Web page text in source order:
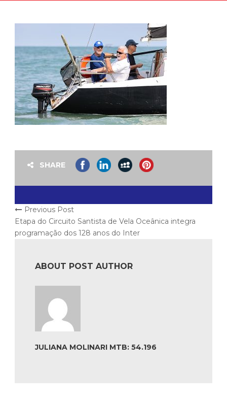
SHARE
Previous Post
Etapa do Circuito Santista de Vela Oceânica integra
programação dos 128 anos do Inter
ABOUT POST AUTHOR
JULIANA MOLINARI MTB: 54.196